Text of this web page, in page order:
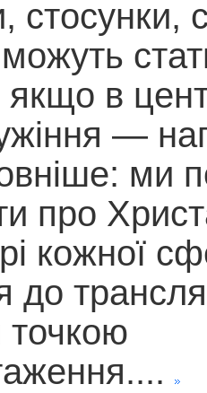
стосунки,
можуть
в
—
ми
про
кожної
до
точкою